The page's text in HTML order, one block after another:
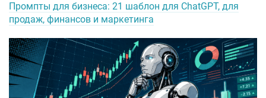
Промпты для бизнеса: 21 шаблон для ChatGPT, для
продаж, финансов и маркетинга